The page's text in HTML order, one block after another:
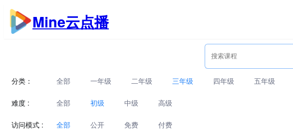
跳
至
内
Mine云点播
分类： 全部 一年级 二年级 三年级 四年级 五年级
难度 : 全部 初级 中级 高级
访问模式 : 全部 公开 免费 付费